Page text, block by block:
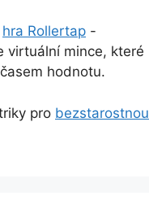
hra Rollertap -
virtuální mince, které
hodnotu.
pro bezstarostnou